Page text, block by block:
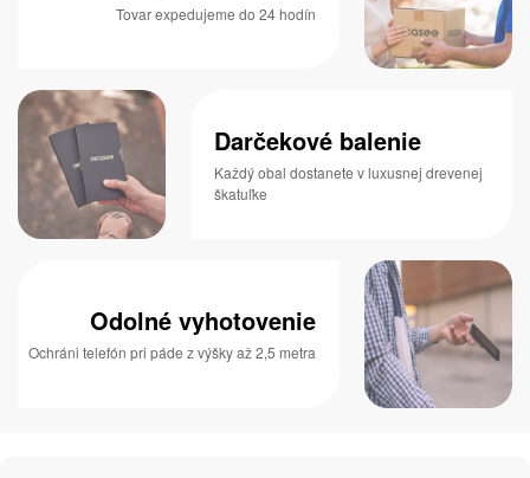
Tovar expedujeme do 24 hodín
Darčekové balenie
Každý obal dostanete v luxusnej drevenej
škatuľke
Odolné vyhotovenie
Ochráni telefón pri páde z výšky až 2,5 metra